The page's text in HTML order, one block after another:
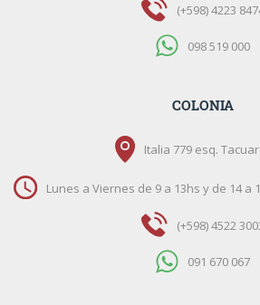
(+598) 4223
098 519 000
COLONIA
Italia 779 esq.
Lunes a Viernes de 9 a 13hs y de 14 a
(+598) 4522
091 670 067